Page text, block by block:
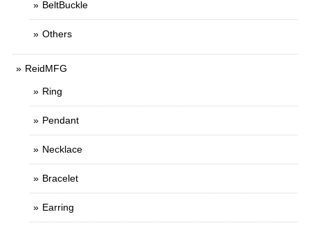
BeltBuckle
Others
ReidMFG
Ring
Pendant
Necklace
Bracelet
Earring